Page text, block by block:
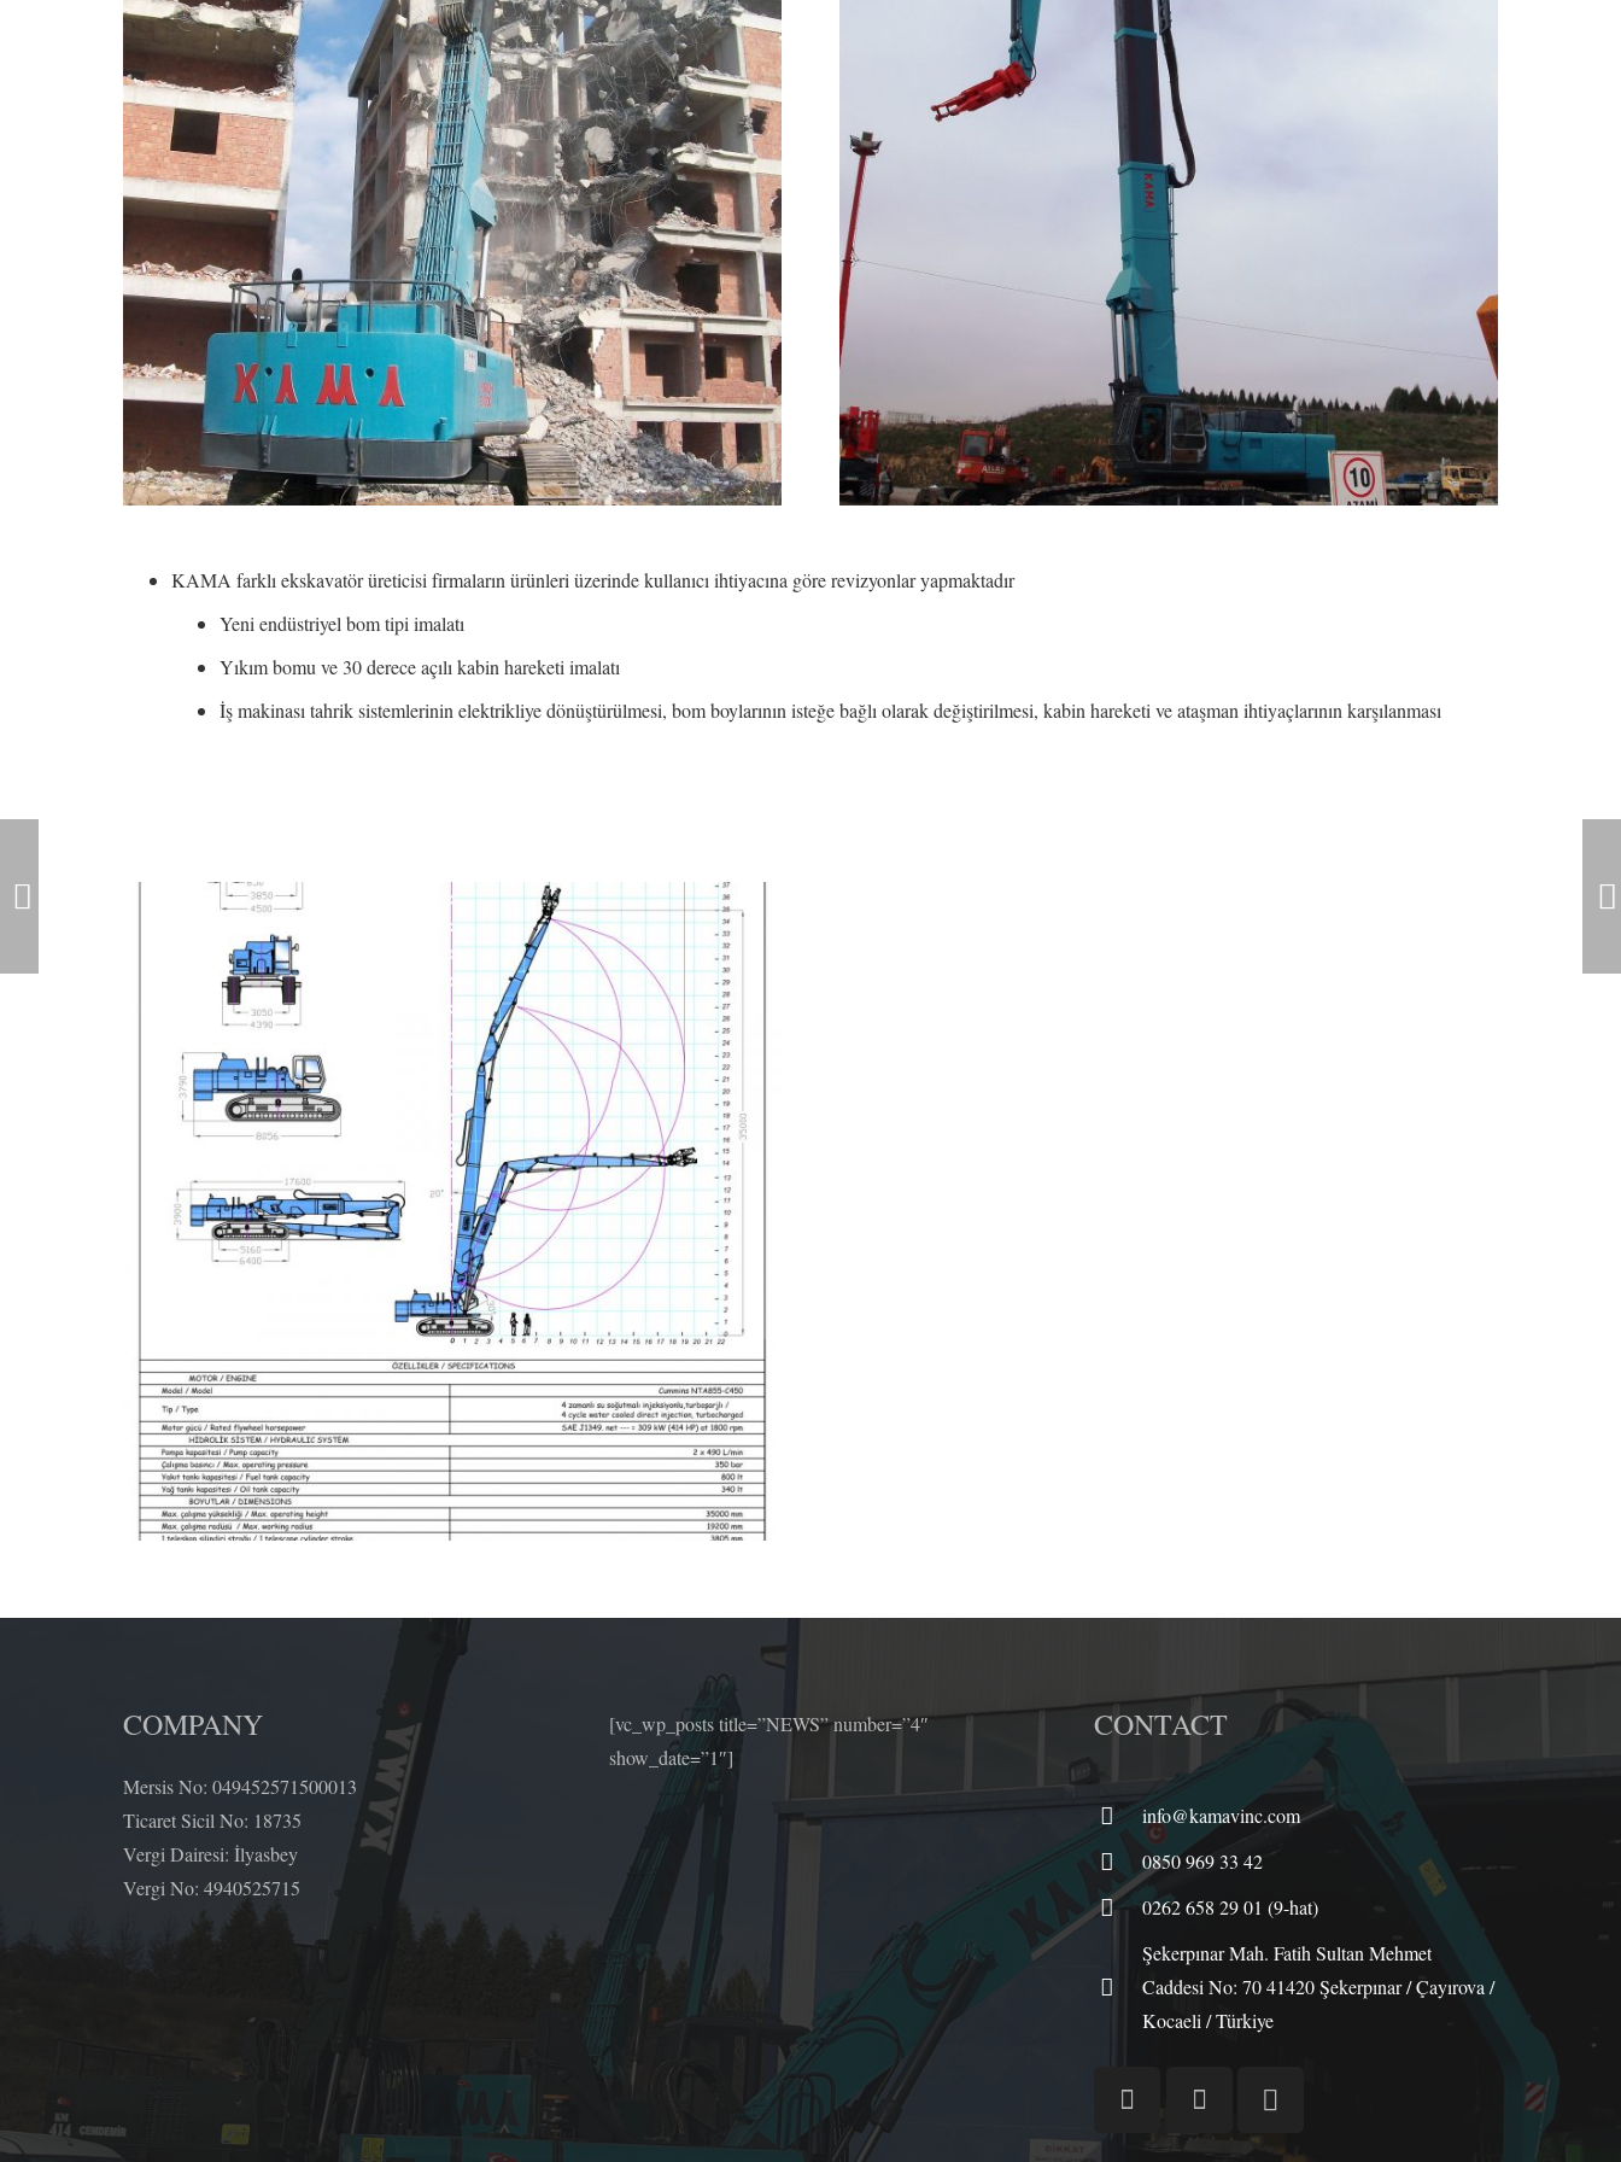
KAMA farklı ekskavatör üreticisi firmaların ürünleri üzerinde kullanıcı ihtiyacına göre revizyonlar yapmaktadır
Yeni endüstriyel bom tipi imalatı
Yıkım bomu ve 30 derece açılı kabin hareketi imalatı
İş makinası tahrik sistemlerinin elektrikliye dönüştürülmesi, bom boylarının isteğe bağlı olarak değiştirilmesi, kabin hareketi ve ataşman ihtiyaçlarının karşılanması
COMPANY
Mersis No: 049452571500013
Ticaret Sicil No: 18735
Vergi Dairesi: İlyasbey
Vergi No: 4940525715
[vc_wp_posts title=”NEWS” number=”4″
show_date=”1″]
CONTACT
info@kamavinc.com
0850 969 33 42
0262 658 29 01 (9-hat)
Şekerpınar Mah. Fatih Sultan Mehmet
Caddesi No: 70 41420 Şekerpınar / Çayırova /
Kocaeli / Türkiye